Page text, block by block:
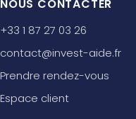
NOUS CONTACTER
+33 1 87 27 03 26
contact@invest-aide.fr
Prendre rendez-vous
Espace client